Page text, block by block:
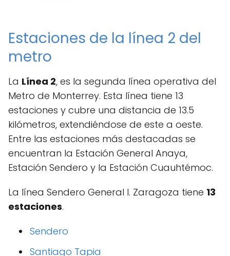
Estaciones de la línea 2 del
metro
La Línea 2, es la segunda línea operativa del
Metro de Monterrey. Esta línea tiene 13
estaciones y cubre una distancia de 13.5
kilómetros, extendiéndose de este a oeste.
Entre las estaciones más destacadas se
encuentran la Estación General Anaya,
Estación Sendero y la Estación Cuauhtémoc.
La línea Sendero General I. Zaragoza tiene 13
estaciones.
Sendero
Santiago Tapia